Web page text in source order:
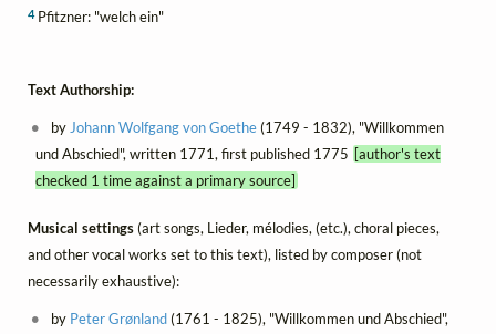
4Pfitzner: "welch ein"
Text Authorship:
by Johann Wolfgang von Goethe(1749 - 1832), "Willkommen
und Abschied", written 1771, first published 1775 [author's text
checked 1 time against a primary source]
Musical settings(art songs, Lieder, mélodies, (etc.), choral pieces,
and other vocal works set to this text), listed by composer (not
necessarily exhaustive):
by Peter Grønland(1761 - 1825), "Willkommen und Abschied",